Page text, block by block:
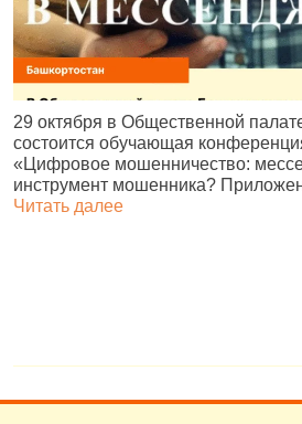
29 октября в Общественной
состоится обучающая
«Цифровое мошенничество:
инструмент мошенника?
Читать далее